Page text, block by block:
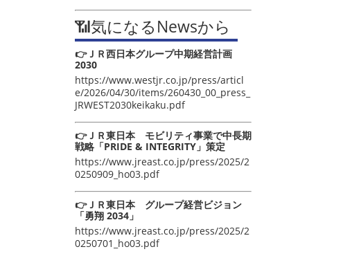
📶気になるNewsから
👉ＪＲ西日本グループ中期経営計画
2030
https://www.westjr.co.jp/press/articl
e/2026/04/30/items/260430_00_press_
JRWEST2030keikaku.pdf
👉ＪＲ東日本 モビリティ事業で中長期
戦略「PRIDE & INTEGRITY」策定
https://www.jreast.co.jp/press/2025/2
0250909_ho03.pdf
👉ＪＲ東日本 グループ経営ビジョン
「勇翔 2034」
https://www.jreast.co.jp/press/2025/2
0250701_ho03.pdf